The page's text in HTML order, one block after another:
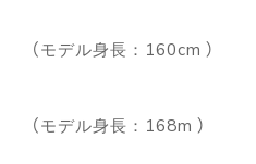
（モデル身長：160cm ）
（モデル身長：168m ）